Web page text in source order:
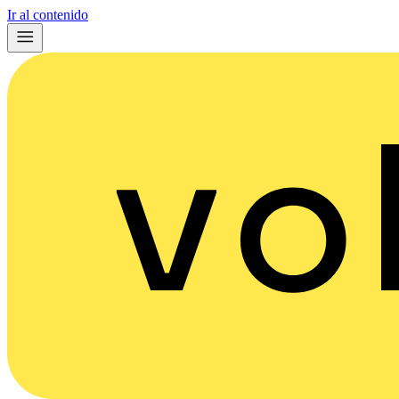
Ir al contenido